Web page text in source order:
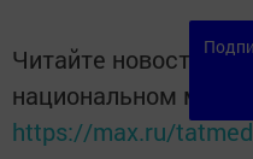
Читайте новости
национальном
https://max.ru/